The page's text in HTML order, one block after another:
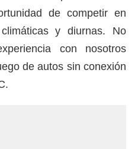
de competir en
y diurnas. No
con nosotros
de autos sin conexión